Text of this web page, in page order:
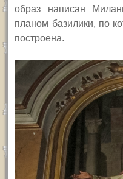
образ написан
планом базилики, по
построена.